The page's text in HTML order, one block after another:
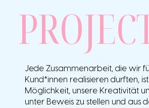
Jede Zusammenarbeit, die wir
Kund*innen realisieren durften,
Möglichkeit, unsere Kreativität
unter Beweis zu stellen und aus